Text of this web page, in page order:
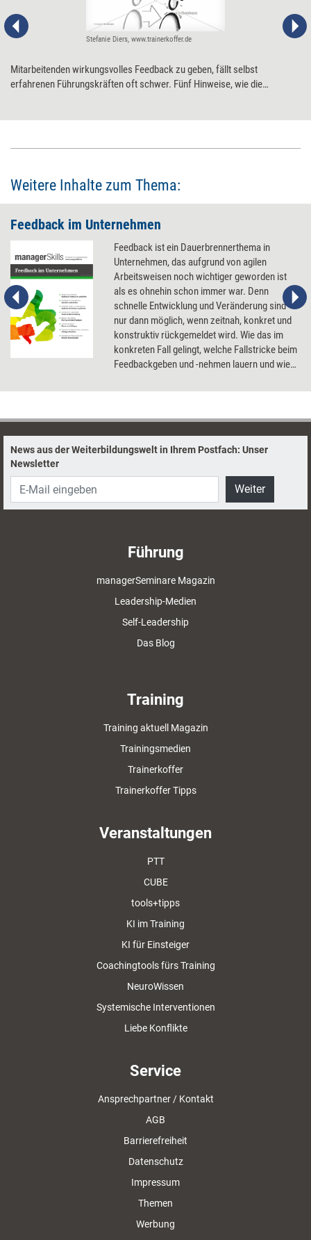
Stefanie Diers, www.trainerkoffer.de
Mitarbeitenden wirkungsvolles Feedback zu geben, fällt selbst
erfahrenen Führungskräften oft schwer. Fünf Hinweise, wie die
Weitere Inhalte zum Thema:
Feedback im Unternehmen
Feedback ist ein Dauerbrennerthema in
Unternehmen, das aufgrund von agilen
Arbeitsweisen noch wichtiger geworden ist
als es ohnehin schon immer war. Denn
schnelle Entwicklung und Veränderung sind
nur dann möglich, wenn zeitnah, konkret und
konstruktiv rückgemeldet wird. Wie das im
konkreten Fall gelingt, welche Fallstricke beim
Feedbackgeben und -nehmen lauern und wie
fördern lässt.
News aus der Weiterbildungswelt in Ihrem Postfach: Unser
Newsletter
Weiter
Führung
managerSeminare Magazin
Leadership-Medien
Self-Leadership
Das Blog
Training
Training aktuell Magazin
Trainingsmedien
Trainerkoffer
Trainerkoffer Tipps
Veranstaltungen
PTT
CUBE
tools+tipps
KI im Training
KI für Einsteiger
Coachingtools fürs Training
NeuroWissen
Systemische Interventionen
Liebe Konflikte
Service
Ansprechpartner / Kontakt
AGB
Barrierefreiheit
Datenschutz
Impressum
Themen
Werbung